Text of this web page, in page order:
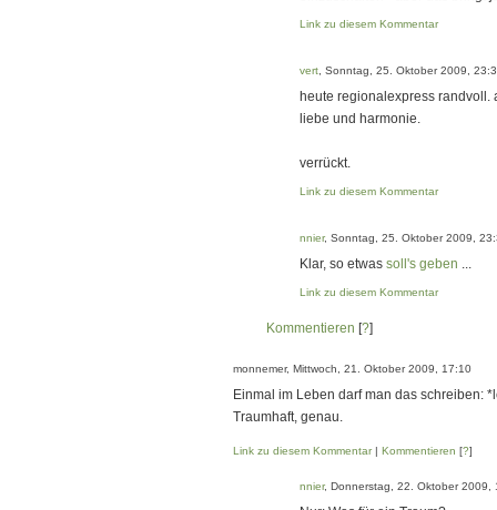
Link zu diesem Kommentar
vert , Sonntag, 25. Oktober 2009,
heute regionalexpress randvoll.
liebe und harmonie.
verrückt.
Link zu diesem Kommentar
nnier, Sonntag, 25. Oktober 2009,
Klar, so etwas soll's geben ...
Link zu diesem Kommentar
Kommentieren [?]
monnemer, Mittwoch, 21. Oktober 2009, 17:10
Einmal im Leben darf man das schreiben:
Traumhaft, genau.
Link zu diesem Kommentar| Kommentieren [?]
nnier, Donnerstag, 22. Oktober 2009,